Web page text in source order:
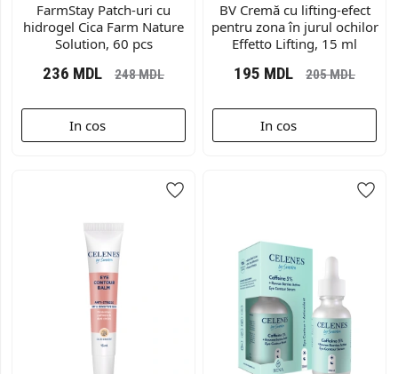
FarmStay Patch-uri cu
hidrogel Cica Farm Nature
Solution, 60 pcs
236 MDL 248MDL
In cos
BV Cremă cu lifting-efect
pentru zona în jurul ochilor
Effetto Lifting, 15 ml
195 MDL 205MDL
In cos